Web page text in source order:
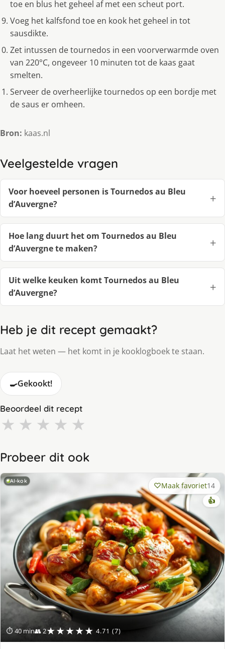
toe en blus het geheel af met een scheut port.
Voeg het kalfsfond toe en kook het geheel in tot
sausdikte.
Zet intussen de tournedos in een voorverwarmde oven
van 220°C, ongeveer 10 minuten tot de kaas gaat
smelten.
Serveer de overheerlijke tournedos op een bordje met
de saus er omheen.
Bron: kaas.nl
Veelgestelde vragen
Voor hoeveel personen is Tournedos au Bleu
d’Auvergne?
Hoe lang duurt het om Tournedos au Bleu
d’Auvergne te maken?
Uit welke keuken komt Tournedos au Bleu
d’Auvergne?
Heb je dit recept gemaakt?
Laat het weten — het komt in je kooklogboek te staan.
🍳Gekookt!
Beoordeel dit recept
★ ★ ★ ★ ★
Probeer dit ook
AI-kok
⏱ 40 min👥 2★★★★★ 4.71 (7)
Maak favoriet14
👍